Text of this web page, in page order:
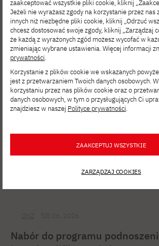
SIE 06, 2026
Film Spring Open – zgłoś się
na interdyscyplinarne
Nabór do programu
zaakceptować wszystkie pliki cookie, kliknij
Jeżeli nie wyrażasz zgody na korzystanie przez nas
innych niż niezbędne pliki cookie, kliknij „Odrzuć
chcesz dostosować swoje zgody, kliknij „Zarządzaj
że każdą z wyrażonych zgód możesz wycofać w
zmieniając wybrane ustawienia. Więcej informacji
prywatności.
Korzystanie z plików cookie we wskazanych
jest z przetwarzaniem Twoich danych osobowych.
korzystaniu przez nas plików cookie oraz o
danych osobowych, w tym o przysługujących Ci
znajdziesz w naszej Polityce prywatności.
ZAAKCEPTUJ WSZYSTKIE
ZARZĄDZAJ COOKIES